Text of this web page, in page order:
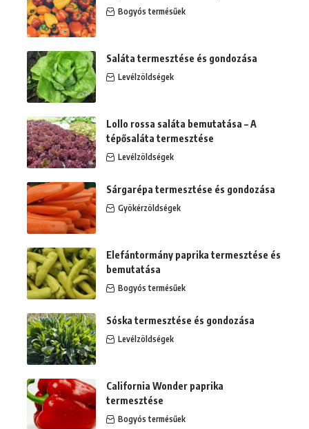
Bogyós termésűek
Saláta termesztése és gondozása
Levélzöldségek
Lollo rossa saláta bemutatása – A
tépősaláta termesztése
Levélzöldségek
Sárgarépa termesztése és gondozása
Gyökérzöldségek
Elefántormány paprika termesztése és
bemutatása
Bogyós termésűek
Sóska termesztése és gondozása
Levélzöldségek
California Wonder paprika
termesztése
Bogyós termésűek